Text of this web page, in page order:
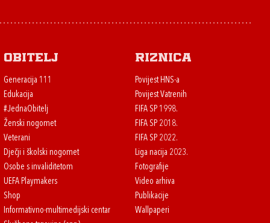
Obitelj
Generacija 111
Edukacija
#JednaObitelj
Ženski nogomet
Veterani
Dječji i školski nogomet
Osobe s invaliditetom
UEFA Playmakers
Shop
Informativno-multimedijski centar
Riznica
Povijest HNS-a
Povijest Vatrenih
FIFA SP 1998.
FIFA SP 2018.
FIFA SP 2022.
Liga nacija 2023.
Fotografije
Video arhiva
Publikacije
Wallpaperi